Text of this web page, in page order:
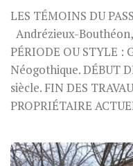
LES TÉMOINS DU
Andrézieux-
PÉRIODE OU STYLE :
Néogothique. DÉBUT
siècle. FIN DES
PROPRIÉTAIRE